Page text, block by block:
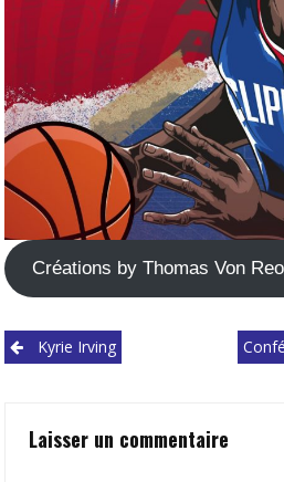
Créations by Thomas Von
PostKyrie Irving
Laisser un commentaire